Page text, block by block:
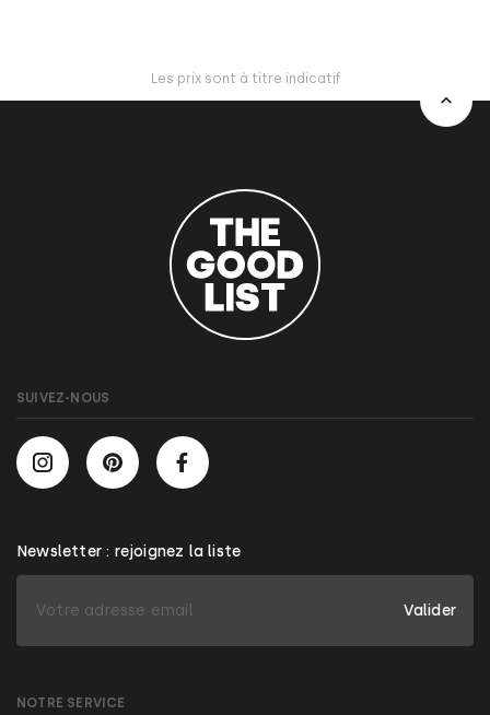
Les prix sont à titre indicatif
NOTRE SERVICE
SUIVEZ-NOUS
Newsletter : rejoignez la liste
Valider